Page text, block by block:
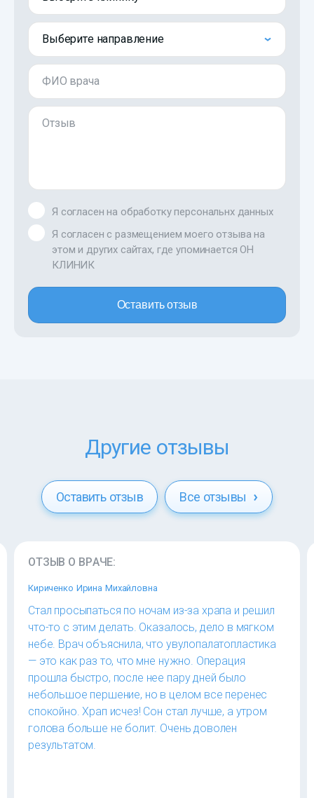
Выберите направление
ФИО врача
Отзыв
Я согласен на обработку персональнх данных
Я согласен с размещением моего отзыва на
этом и других сайтах, где упоминается ОН
КЛИНИК
Оставить отзыв
Другие отзывы
Оставить отзыв Все отзывы
ОТЗЫВ О ВРАЧЕ:
Кириченко Ирина Михайловна
Стал просыпаться по ночам из-за храпа и решил
что-то с этим делать. Оказалось, дело в мягком
небе. Врач объяснила, что увулопалатопластика
— это как раз то, что мне нужно. Операция
прошла быстро, после нее пару дней было
небольшое першение, но в целом все перенес
спокойно. Храп исчез! Сон стал лучше, а утром
голова больше не болит. Очень доволен
результатом.